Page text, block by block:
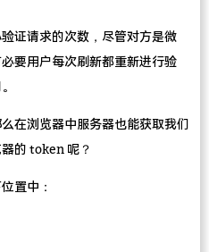
证请求的次数，尽管对方是微
要用户每次刷新都重新进行验
在浏览器中服务器也能获取我们
的 token 呢？
置中：